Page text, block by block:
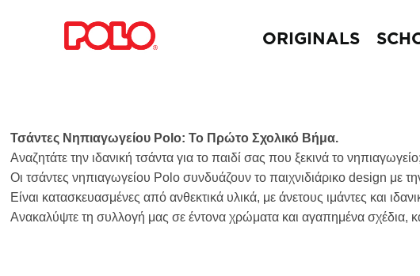
ORIGINALS
Τσάντες Νηπιαγωγείου Polo: Το Πρώτο Σχολικό Βήμα.
Αναζητάτε την ιδανική τσάντα για το παιδί σας που ξεκινά το νηπιαγωγείο;
Οι τσάντες νηπιαγωγείου Polo συνδυάζουν το παιχνιδιάρικο design με
Είναι κατασκευασμένες από ανθεκτικά υλικά, με άνετους ιμάντες και
Ανακαλύψτε τη συλλογή μας σε έντονα χρώματα και αγαπημένα σχέδια,